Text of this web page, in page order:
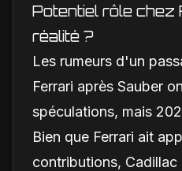
Potentiel rôle chez
réalité ?
Les rumeurs d'un
Ferrari après Sauber
spéculations, mais
Bien que Ferrari ait
contributions, Cadillac